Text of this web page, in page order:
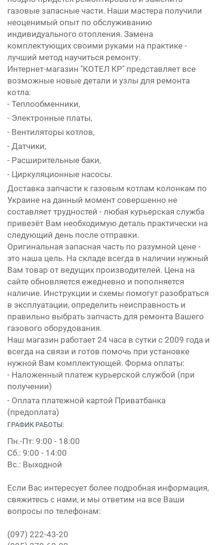
газовые запасные части. Наши мастера получили
неоценимый опыт по обслуживанию
индивидуального отопления. Замена
комплектующих своими руками на практике -
лучший метод научиться ремонту.
Интернет-магазин "КОТЕЛ КР" представляет все
возможные новые детали и узлы для ремонта
котла:
- Теплообменники,
- Электронные платы,
- Вентиляторы котлов,
- Датчики,
- Расширительные баки,
- Циркуляционные насосы.
Доставка запчасти к газовым котлам колонкам по
Украине на данный момент совершенно не
составляет трудностей - любая курьерская служба
привезёт Вам необходимую деталь практически на
следующий день после отправки.
Оригинальная запасная часть по разумной цене -
это наша цель. На складе всегда в наличии нужный
Вам товар от ведущих производителей. Цена на
сайте обновляется ежедневно и пополняется
наличие. Инструкции и схемы помогут разобраться
в эксплуатации, определить неисправность и
правильно выбрать запчасть для ремонта Вашего
газового оборудования.
Наш магазин работает 24 часа в сутки с 2009 года и
всегда на связи и готов помочь при установке
нужной Вам комплектующей. Форма оплаты:
- Наложенный платеж курьерской службой (при
получении)
- Оплата платежной картой Приватбанка
(предоплата)
ГРАФИК РАБОТЫ:
Пн.-Пт: 9:00 - 18:00
Сб.: 9:00 - 14:00
Вс.: Выходной
Если Вас интересует более подробная информация,
свяжитесь с нами, и мы ответим на все Ваши
вопросы по телефонам:
(097) 222-43-20